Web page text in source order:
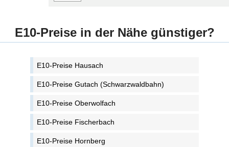
E10-Preise in der Nähe günstiger?
E10-Preise Hausach
E10-Preise Gutach (Schwarzwaldbahn)
E10-Preise Oberwolfach
E10-Preise Fischerbach
E10-Preise Hornberg